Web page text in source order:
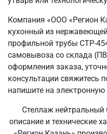
Компания «ООО «Регион
кухонный из
профильной трубы СТР-
самовывоза со склада
оформления заказа,
консультации свяжитесь
напишите на электронную
Стеллаж
описание и технические